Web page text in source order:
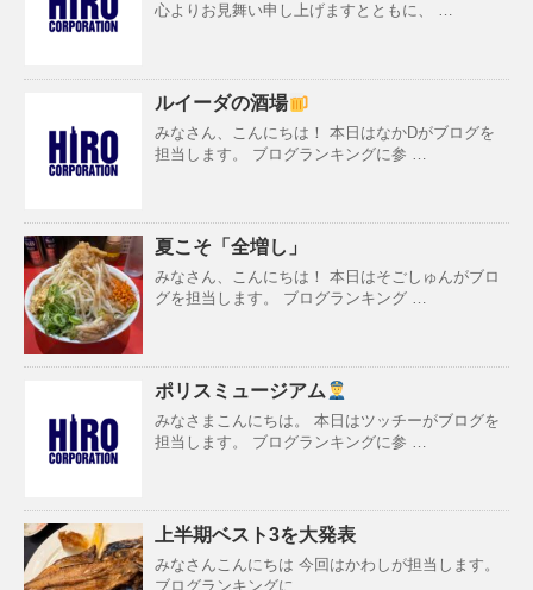
心よりお見舞い申し上げますとともに、 …
ルイーダの酒場
みなさん、こんにちは！ 本日はなかDがブログを
担当します。 ブログランキングに参 …
夏こそ「全増し」
みなさん、こんにちは！ 本日はそごしゅんがブロ
グを担当します。 ブログランキング …
ポリスミュージアム
みなさまこんにちは。 本日はツッチーがブログを
担当します。 ブログランキングに参 …
上半期ベスト3を大発表
みなさんこんにちは 今回はかわしが担当します。
ブログランキングに …